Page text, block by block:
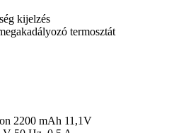
kijelzés
termosztát
2200 mAh 11,1V